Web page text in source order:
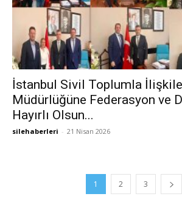
İstanbul Sivil Toplumla
Müdürlüğüne Federasyon ve
Hayırlı Olsun...
silehaberleri - 21 Nisan 2026
1 2 3